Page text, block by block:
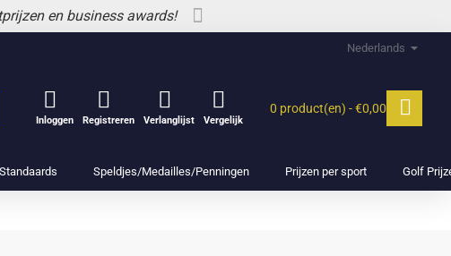
en business awards!
Nederlands
Inloggen Registreren Verlanglijst Vergelijk
0 product(en) - €0,00
Standaards Speldjes/Medailles/Penningen Prijzen per sport Golf